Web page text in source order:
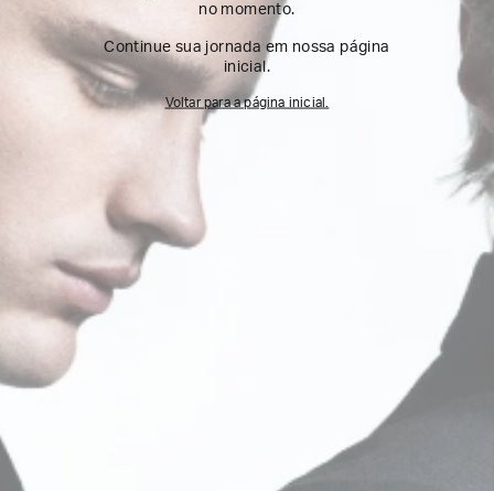
no momento.
Continue sua jornada em nossa página
inicial.
Voltar para a página inicial.